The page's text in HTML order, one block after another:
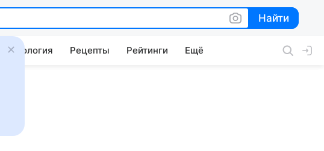
Найти
Найти
Психология Рецепты Рейтинги Ещё